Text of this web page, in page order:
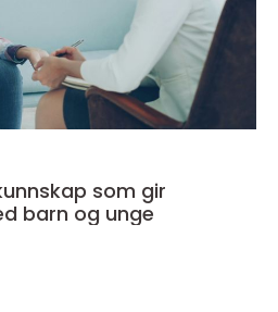
barn og unge